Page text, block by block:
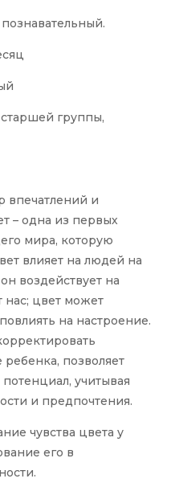
группы,
впечатлений и
– одна из первых
мира, которую
влияет на людей на
воздействует на
нас; цвет может
на настроение.
позволяет
учитывая
и предпочтения.
чувства цвета у
его в